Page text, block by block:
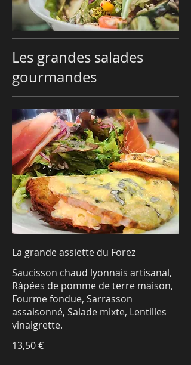
Les grandes salades
gourmandes
La grande assiette du Forez
Saucisson chaud lyonnais artisanal,
Râpées de pomme de terre maison,
Fourme fondue, Sarrasson
assaisonné, Salade mixte, Lentilles
13,50 €